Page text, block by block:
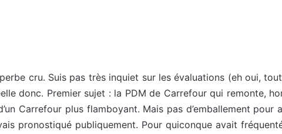
cru. Suis pas très inquiet sur les évaluations (eh oui,
donc. Premier sujet : la PDM de Carrefour qui remonte,
Carrefour plus flamboyant. Mais pas d’emballement pour
pronostiqué publiquement. Pour quiconque avait